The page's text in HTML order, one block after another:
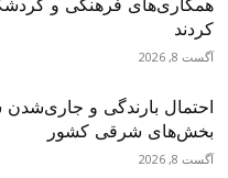
همکاری‌های فرهنگی و
کردند
آگست 8, 2026
احتمال بارندگی و جاری‌شدن
بخش‌های شرقی کشور
آگست 8, 2026